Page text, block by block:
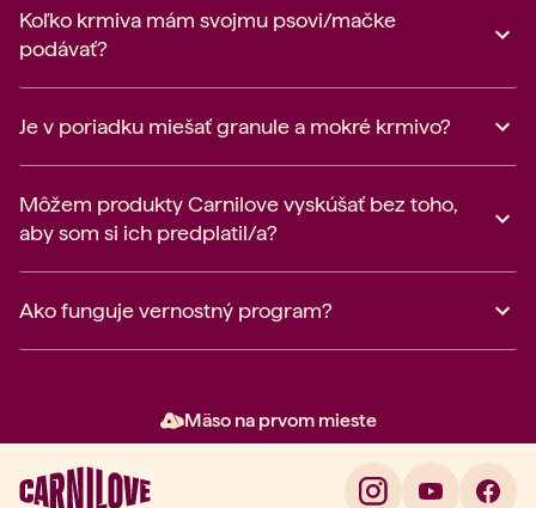
Koľko krmiva mám svojmu psovi/mačke
podávať?
Je v poriadku miešať granule a mokré krmivo?
Môžem produkty Carnilove vyskúšať bez toho,
aby som si ich predplatil/a?
Ako funguje vernostný program?
Mäso na prvom mieste
Položka 2 z 3: Mäso na prvom